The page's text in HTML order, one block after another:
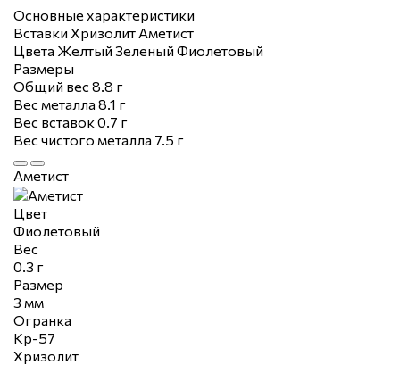
Основные характеристики
Вставки Хризолит Аметист
Цвета Желтый Зеленый Фиолетовый
Размеры
Общий вес 8.8 г
Вес металла 8.1 г
Вес вставок0.7 г
Вес чистого металла 7.5 г
Аметист
Цвет
Фиолетовый
Вес
0.3 г
Размер
3 мм
Огранка
Кр-57
Хризолит